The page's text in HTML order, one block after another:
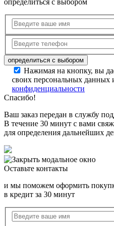
определиться с выбором
Нажимая на кнопку, вы
своих персональных данных
конфиденциальности
Спасибо!
Ваш заказ передан в службу
В течение 30 минут с вами
для определения дальнейших
Оставьте контакты
и мы поможем оформить
в кредит за 30 минут